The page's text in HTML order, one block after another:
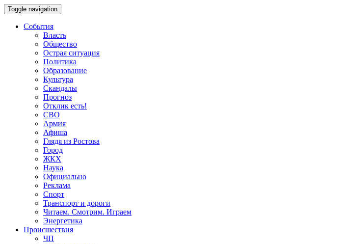
Toggle navigation
События
Власть
Общество
Острая ситуация
Политика
Образование
Культура
Скандалы
Прогноз
Отклик есть!
СВО
Армия
Афиша
Глядя из Ростова
Город
ЖКХ
Наука
Официально
Реклама
Спорт
Транспорт и дороги
Читаем. Смотрим. Играем
Энергетика
Происшествия
ЧП